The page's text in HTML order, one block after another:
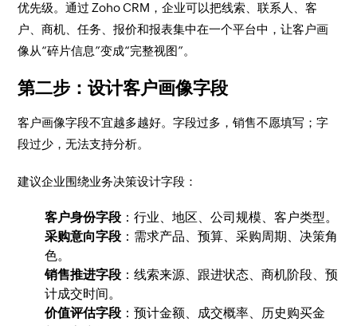
优先级。通过 Zoho CRM，企业可以把线索、联系人、客
户、商机、任务、报价和报表集中在一个平台中，让客户画
像从“碎片信息”变成“完整视图”。
第二步：设计客户画像字段
客户画像字段不宜越多越好。字段过多，销售不愿填写；字
段过少，无法支持分析。
建议企业围绕业务决策设计字段：
客户身份字段 ：行业、地区、公司规模、客户类型。
采购意向字段 ：需求产品、预算、采购周期、决策角
色。
销售推进字段 ：线索来源、跟进状态、商机阶段、预
计成交时间。
价值评估字段 ：预计金额、成交概率、历史购买金